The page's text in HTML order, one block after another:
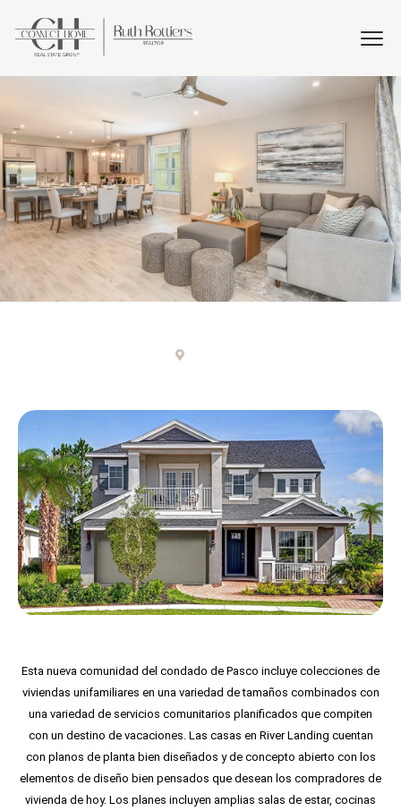
Esta nueva comunidad del condado de Pasco incluye colecciones de
viviendas unifamiliares en una variedad de tamaños combinados con
una variedad de servicios comunitarios planificados que compiten
con un destino de vacaciones. Las casas en River Landing cuentan
con planos de planta bien diseñados y de concepto abierto con los
elementos de diseño bien pensados que desean los compradores de
vivienda de hoy. Los planes incluyen amplias salas de estar, cocinas